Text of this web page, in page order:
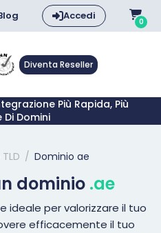
Accedi 0
Diventa Reseller
Più Rapida, Più
Di Domini
Dominio ae
dominio .ae
ideale per valorizzare il tuo
efficacemente il tuo